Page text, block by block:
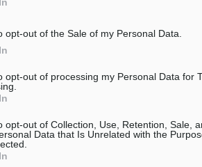
opt-out of the Sale of my Personal Data.
opt-out of processing my Personal Data for
opt-out of Collection, Use, Retention, Sale,
Data that Is Unrelated with the
Αλλά ήταν καλά»,
το μαγαζί μύριζε.
Βάλαμε το αέριο μου